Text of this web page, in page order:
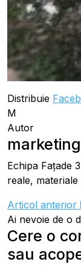
Distribuie
M
Autor
marketing
Echipa Fațade
reale,
Articol anterior
Ai nevoie de o
Cere o
sau